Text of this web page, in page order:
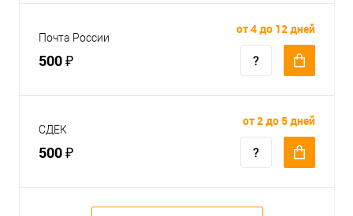
Почта России
500 ₽
от 4 до 12 дней
СДЕК
500 ₽
от 2 до 5 дней